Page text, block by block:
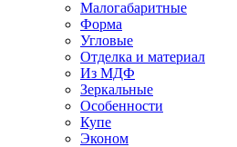
Малогабаритные
Форма
Угловые
Отделка и материал
Из МДФ
Зеркальные
Особенности
Купе
Эконом